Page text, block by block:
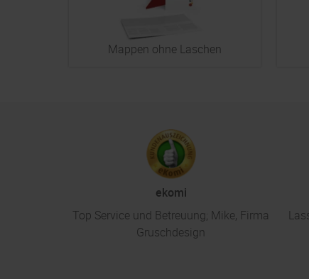
Mappen ohne Laschen
ekomi
Top Service und Betreuung; Mike, Firma
Gruschdesign